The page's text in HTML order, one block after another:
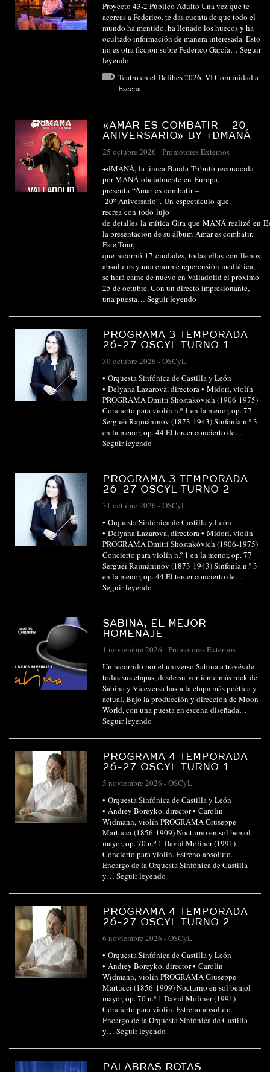
Proyecto 43-2 Público Adulto Una vez que te
acercas a Federico, te das cuenta de que todo el
mundo ha mentido, ha llenado los huecos y ha
ocultado información de manera interesada. Esto
no es otra ficción sobre Federico García… Seguir
leyendo
Teatro en el Delibes 2026,VI Comunidad a
Escena
«AMAR ES COMBATIR – 20
ANIVERSARIO» BY +DMANÁ
25 octubre 2026 -Promotores Externos
+dMANÁ, la única Banda Tributo reconocida
por MANÁ oficialmente en Europa,
presenta “Amar es combatir –
20º Aniversario”. Un espectáculo que
recrea con todo lujo
de detalles la mítica Gira que MANÁ realizó en
la presentación de su álbum Amar es combatir.
Este Tour,
que recorrió 17 ciudades, todas ellas con llenos
absolutos y una enorme repercusión mediática,
se hará carne de nuevo en Valladolid el próximo
25 de octubre. Con un directo impresionante,
una puesta… Seguir leyendo
PROGRAMA 3 TEMPORADA
26-27 OSCYL TURNO 1
30 octubre 2026 -OSCyL
• Orquesta Sinfónica de Castilla y León
• Delyana Lazarova, directora • Midori, violín
PROGRAMA Dmitri Shostakóvich (1906-1975)
Concierto para violín n.º 1 en la menor, op. 77
Serguéi Rajmáninov (1873-1943) Sinfonía n.º 3
en la menor, op. 44 El tercer concierto de…
Seguir leyendo
PROGRAMA 3 TEMPORADA
26-27 OSCYL TURNO 2
31 octubre 2026 -OSCyL
• Orquesta Sinfónica de Castilla y León
• Delyana Lazarova, directora • Midori, violín
PROGRAMA Dmitri Shostakóvich (1906-1975)
Concierto para violín n.º 1 en la menor, op. 77
Serguéi Rajmáninov (1873-1943) Sinfonía n.º 3
en la menor, op. 44 El tercer concierto de…
Seguir leyendo
SABINA, EL MEJOR
HOMENAJE
1 noviembre 2026 -Promotores Externos
Un recorrido por el universo Sabina a través de
todas sus etapas, desde su vertiente más rock de
Sabina y Viceversa hasta la etapa más poética y
actual. Bajo la producción y dirección de Moon
World, con una puesta en escena diseñada…
Seguir leyendo
PROGRAMA 4 TEMPORADA
26-27 OSCYL TURNO 1
5 noviembre 2026 -OSCyL
• Orquesta Sinfónica de Castilla y León
• Andrey Boreyko, director • Carolin
Widmann, violín PROGRAMA Giuseppe
Martucci (1856-1909) Nocturno en sol bemol
mayor, op. 70 n.º 1 David Moliner (1991)
Concierto para violín. Estreno absoluto.
Encargo de la Orquesta Sinfónica de Castilla
y… Seguir leyendo
PROGRAMA 4 TEMPORADA
26-27 OSCYL TURNO 2
6 noviembre 2026 -OSCyL
• Orquesta Sinfónica de Castilla y León
• Andrey Boreyko, director • Carolin
Widmann, violín PROGRAMA Giuseppe
Martucci (1856-1909) Nocturno en sol bemol
mayor, op. 70 n.º 1 David Moliner (1991)
Concierto para violín. Estreno absoluto.
Encargo de la Orquesta Sinfónica de Castilla
y… Seguir leyendo
PALABRAS ROTAS